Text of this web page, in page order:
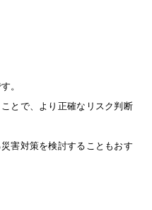
。
とで、より正確なリスク判断
害対策を検討することもおす